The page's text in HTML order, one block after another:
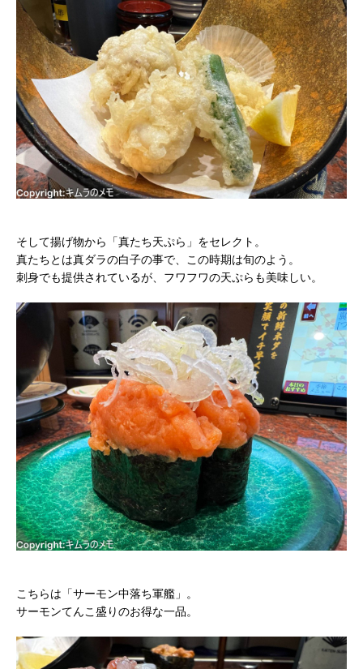
そして揚げ物から「真たち天ぷら」をセレクト。
真たちとは真ダラの白子の事で、この時期は旬のよう。
刺身でも提供されているが、フワフワの天ぷらも美味しい。
こちらは「サーモン中落ち軍艦」。
サーモンてんこ盛りのお得な一品。